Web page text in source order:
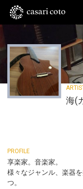
海(
享楽家。音楽家。
様々なジャンル、楽器
つ。